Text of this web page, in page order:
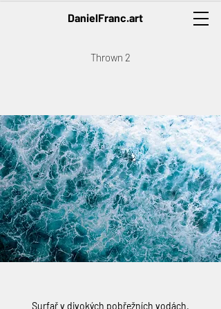
DanielFranc.art
Thrown 2
Surfař v divokých pobřežních vodách.